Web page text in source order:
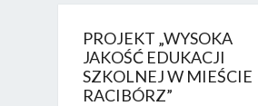
PROJEKT „WYSOKA
JAKOŚĆ EDUKACJI
SZKOLNEJ W MIEŚCIE
RACIBÓRZ”